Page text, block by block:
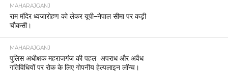
MAHARAJGANJ
राम मंदिर ध्वजारोहण को लेकर यूपी–नेपाल सीमा पर कड़ी
चौकसी।
MAHARAJGANJ
पुलिस अधीक्षक महराजगंज की पहल अपराध और अवैध
गतिविधियों पर रोक के लिए गोपनीय हेल्पलाइन लॉन्च।